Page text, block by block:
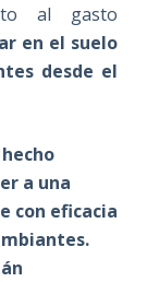
al gasto
en el suelo
desde el
a una
con eficacia